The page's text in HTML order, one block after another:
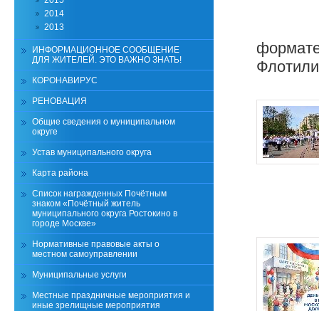
2014
2013
ИНФОРМАЦИОННОЕ СООБЩЕНИЕ
ДЛЯ ЖИТЕЛЕЙ. ЭТО ВАЖНО ЗНАТЬ!
КОРОНАВИРУС
РЕНОВАЦИЯ
Общие сведения о муниципальном
округе
Устав муниципального округа
Карта района
Список награжденных Почётным
знаком «Почётный житель
муниципального округа Ростокино в
городе Москве»
Нормативные правовые акты о
местном самоуправлении
Муниципальные услуги
Местные праздничные мероприятия и
иные зрелищные мероприятия